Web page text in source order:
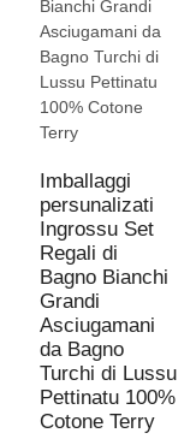
Imballaggi
persunalizati
Ingrossu Set
Regali di
Bagno Bianchi
Grandi
Asciugamani
da Bagno
Turchi di Lussu
Pettinatu 100%
Cotone Terry